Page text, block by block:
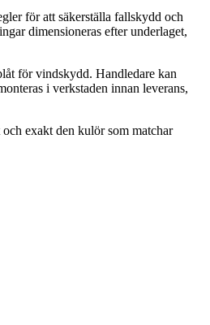
för att säkerställa fallskydd och
dimensioneras efter underlaget,
för vindskydd. Handledare kan
i verkstaden innan leverans,
exakt den kulör som matchar